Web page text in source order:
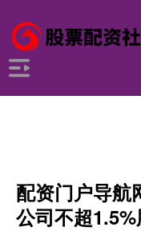
配资门户导航
公司不超